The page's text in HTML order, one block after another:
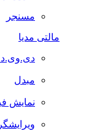
مسنجر
مالتی مدیا
دی.وی.دی
مبدل
نمایش فیلم
ویرایشگر صوت